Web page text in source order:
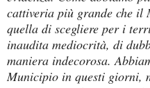
cattiveria più grande che
quella di scegliere per i
inaudita mediocrità, di
maniera indecorosa.
Municipio in questi giorni,